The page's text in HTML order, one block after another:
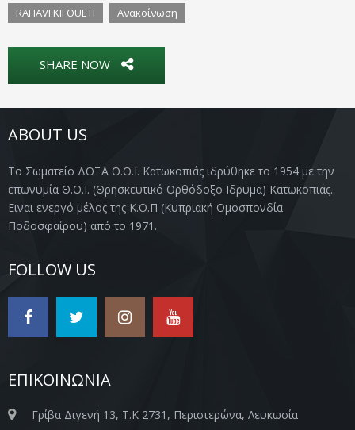
RAHAVI KIFOUETI Ανακοίνωση
SHARE NOW
ABOUT US
Το Σωματείο ΔΟΞΑ Θ.Ο.Ι. Κατωκοπιάς ιδρύθηκε το 1954 με την
επωνυμία Θ.Ο.Ι. (Θρησκευτικό Ορθόδοξο Ιδρυμα) Κατωκοπιάς.
Ειναι ενεργό μέλος της Κ.Ο.Π (Κυπριακή Ομοσπονδία
Ποδοσφαίρου) από το 1971.
FOLLOW US
ΕΠΙΚΟΙΝΩΝΙΑ
Γρίβα Διγενή 13, Τ.Κ 2731, Περιστερώνα, Λευκωσία